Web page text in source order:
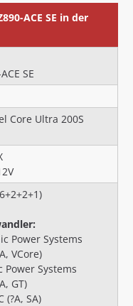
ACE SE in der
SE
Core Ultra 200S
Power Systems
VCore)
Systems
GT)
(?A, SA)